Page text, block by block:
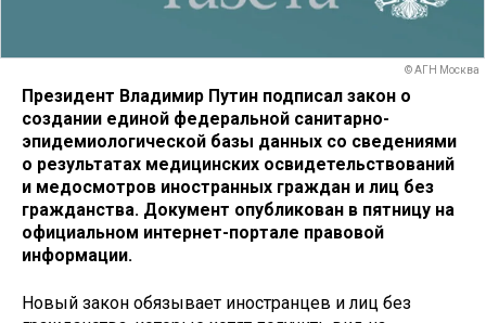
© АГН Москва
Президент Владимир Путин подписал закон о
создании единой федеральной санитарно-
эпидемиологической базы данных со сведениями
о результатах медицинских освидетельствований
и медосмотров иностранных граждан и лиц без
гражданства. Документ опубликован в пятницу на
официальном интернет-портале правовой
информации.
Новый закон обязывает иностранцев и лиц без